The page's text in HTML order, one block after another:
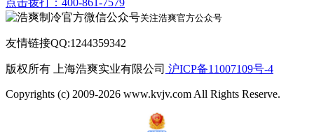
点击拨打：400-861-7579
关注浩爽官方公众号
友情链接QQ:1244359342
版权所有 上海浩爽实业有限公司 沪ICP备11007109号-4
Copyrights (c) 2009-2026 www.kvjv.com All Rights Reserve.